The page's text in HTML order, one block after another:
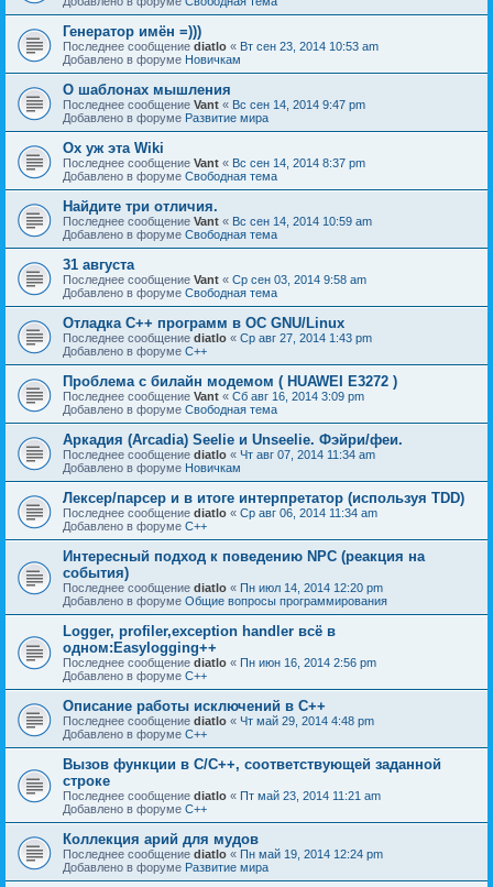
Генератор имён =)))
Последнее сообщение diatlo « Вт сен 23, 2014 10:53 am
Добавлено в форуме Новичкам
О шаблонах мышления
Последнее сообщение Vant « Вс сен 14, 2014 9:47 pm
Добавлено в форуме Развитие мира
Ох уж эта Wiki
Последнее сообщение Vant « Вс сен 14, 2014 8:37 pm
Добавлено в форуме Свободная тема
Найдите три отличия.
Последнее сообщение Vant « Вс сен 14, 2014 10:59 am
Добавлено в форуме Свободная тема
31 августа
Последнее сообщение Vant « Ср сен 03, 2014 9:58 am
Добавлено в форуме Свободная тема
Отладка C++ программ в ОС GNU/Linux
Последнее сообщение diatlo « Ср авг 27, 2014 1:43 pm
Добавлено в форуме C++
Проблема с билайн модемом ( HUAWEI E3272 )
Последнее сообщение Vant « Сб авг 16, 2014 3:09 pm
Добавлено в форуме Свободная тема
Аркадия (Arcadia) Seelie и Unseelie. Фэйри/феи.
Последнее сообщение diatlo « Чт авг 07, 2014 11:34 am
Добавлено в форуме Новичкам
Лексер/парсер и в итоге интерпретатор (используя TDD)
Последнее сообщение diatlo « Ср авг 06, 2014 11:34 am
Добавлено в форуме C++
Интересный подход к поведению NPC (реакция на
события)
Последнее сообщение diatlo « Пн июл 14, 2014 12:20 pm
Добавлено в форуме Общие вопросы программирования
Logger, profiler,exception handler всё в
одном:Easylogging++
Последнее сообщение diatlo « Пн июн 16, 2014 2:56 pm
Добавлено в форуме C++
Описание работы исключений в C++
Последнее сообщение diatlo « Чт май 29, 2014 4:48 pm
Добавлено в форуме C++
Вызов функции в C/C++, соответствующей заданной
строке
Последнее сообщение diatlo « Пт май 23, 2014 11:21 am
Добавлено в форуме C++
Коллекция арий для мудов
Последнее сообщение diatlo « Пн май 19, 2014 12:24 pm
Добавлено в форуме Развитие мира